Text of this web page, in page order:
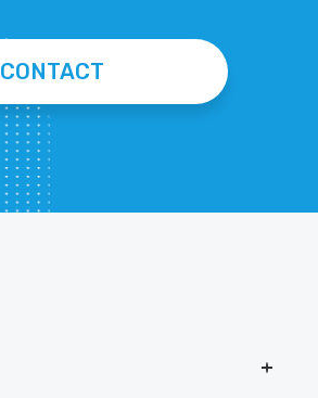
CONTACT